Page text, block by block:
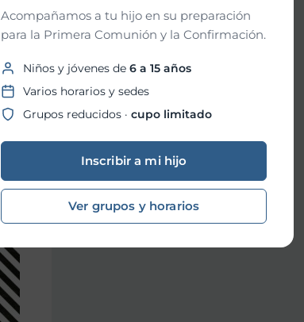
Acompañamos a tu hijo en su preparación
para la Primera Comunión y la Confirmación.
Niños y jóvenes de 6 a 15 años
Varios horarios y sedes
Grupos reducidos · cupo limitado
Inscribir a mi hijo
Ver grupos y horarios